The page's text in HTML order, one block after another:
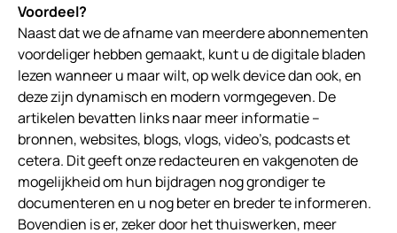
Voordeel?
Naast dat we de afname van meerdere abonnementen
voordeliger hebben gemaakt, kunt u de digitale bladen
lezen wanneer u maar wilt, op welk device dan ook, en
deze zijn dynamisch en modern vormgegeven. De
artikelen bevatten links naar meer informatie –
bronnen, websites, blogs, vlogs, video’s, podcasts et
cetera. Dit geeft onze redacteuren en vakgenoten de
mogelijkheid om hun bijdragen nog grondiger te
documenteren en u nog beter en breder te informeren.
Bovendien is er, zeker door het thuiswerken, meer